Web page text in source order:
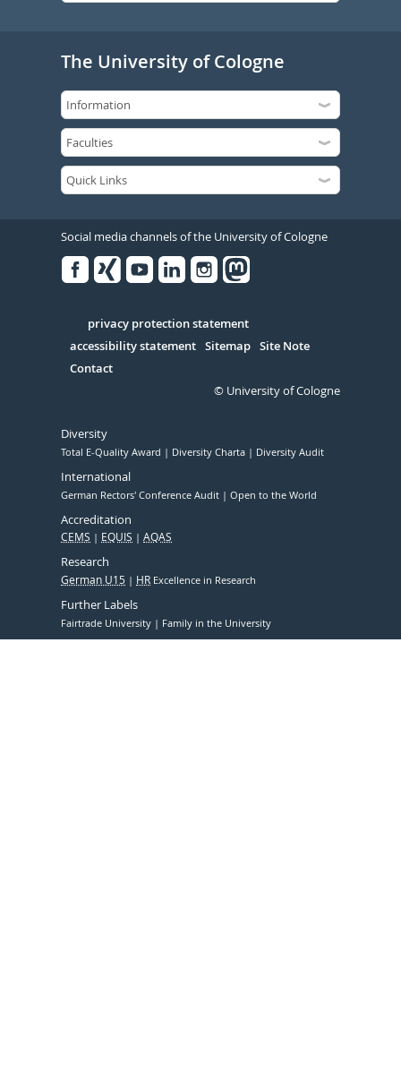
The University of Cologne
Social media channels of the University of Cologne
Serivce
privacy protection statement
accessibility statement Sitemap Site Note
Contact
© University of Cologne
Diversity
Total E-Quality Award Diversity Charta Diversity Audit
International
German Rectors' Conference Audit Open to the World
Accreditation
CEMS EQUIS AQAS
Research
German U15 HR Excellence in Research
Further Labels
Fairtrade University Family in the University